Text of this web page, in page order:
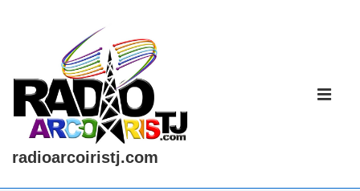
contenido
principal
radioarcoiristj.com